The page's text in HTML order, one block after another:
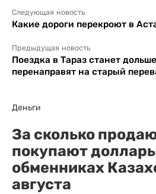
Следующая новость
Какие дороги перекроют в
Предыдущая новость
Поездка в Тараз станет
перенаправят на старый
Деньги
За сколько
покупают
обменниках
августа